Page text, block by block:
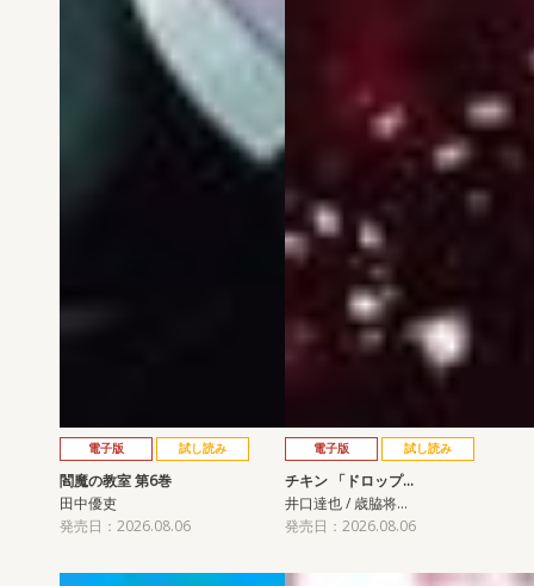
電子版 試し読み
閻魔の教室 第6巻
田中優吏
発売日：2026.08.06
電子版 試し読み
チキン 「ドロップ…
井口達也 / 歳脇将…
発売日：2026.08.06